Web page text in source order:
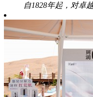
自1828年起，对卓